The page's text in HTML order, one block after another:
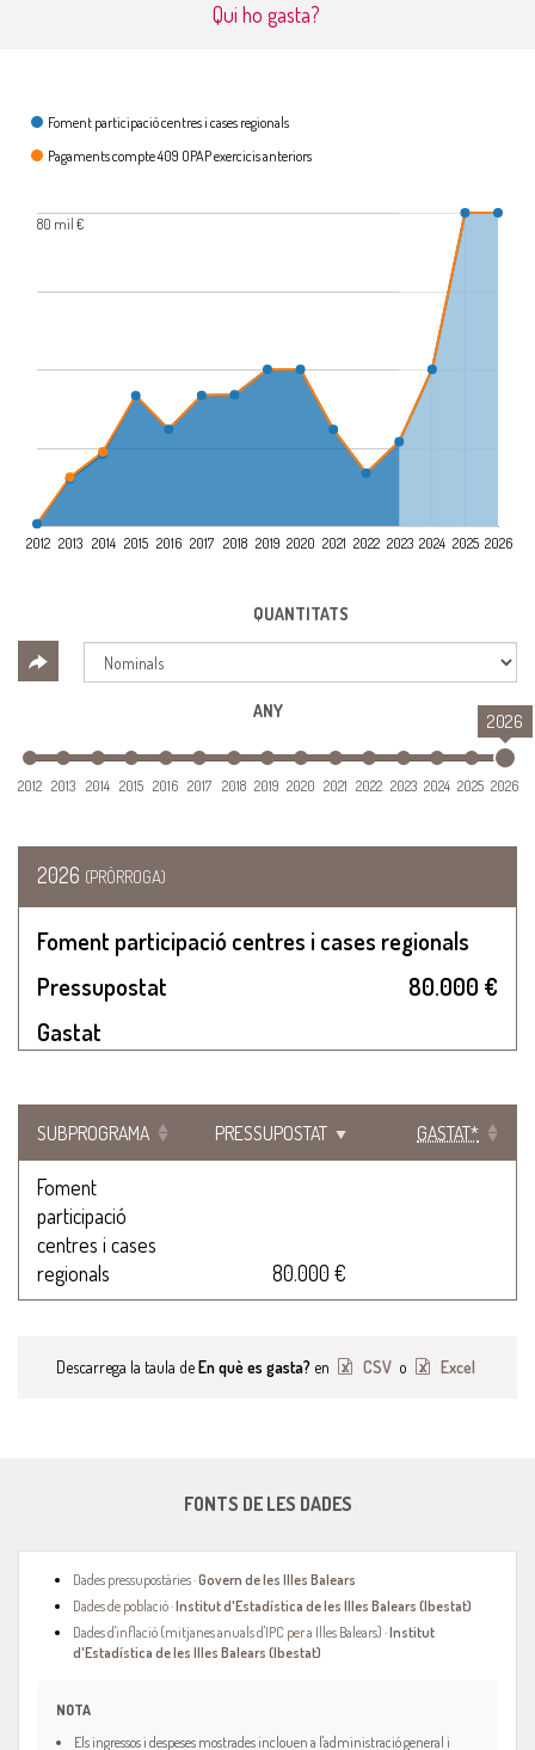
Qui ho gasta?
En què es gasta?
Foment participació centres i cases regionals
Pagaments compte 409 OPAP exercicis anteriors
2012 2013 2014 2015 2016 2017 2018 2019 2020 2021 2022 2023 2024 2025 2026
80 mil €
QUANTITATS
ANY 2026
2012 2013 2014 2015 2016 2017 2018 2019 2020 2021 2022 2023 2024 2025 2026
2026 (PRÒRROGA)
Foment participació centres i cases regionals
Pressupostat
80.000 €
Gastat
SUBPROGRAMA PRESSUPOSTAT GASTAT*
Foment
participació
centres i cases
regionals
80.000 €
Descarrega la taula deEn què es gasta? en CSV o Excel
FONTS DE LES DADES
Dades pressupostàries ·Govern de les Illes Balears
Dades de població ·Institut d'Estadística de les Illes Balears (Ibestat)
Dades d'inflació (mitjanes anuals d'IPC per a Illes Balears) ·Institut
d'Estadística de les Illes Balears (Ibestat)
NOTA
Els ingressos i despeses mostrades inclouen a l'administració general i